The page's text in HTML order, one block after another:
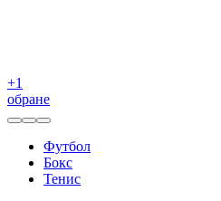
+1
обране
Футбол
Бокс
Тенис